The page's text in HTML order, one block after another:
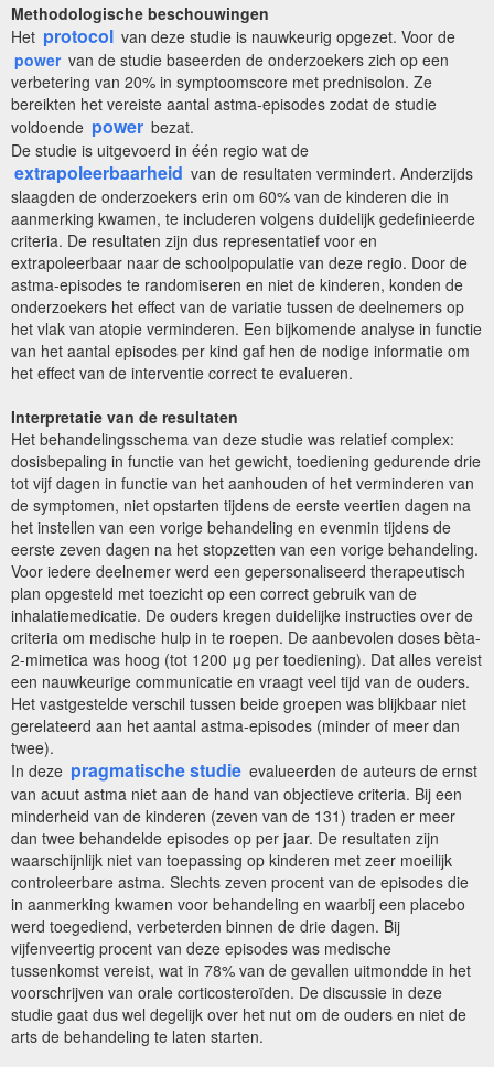
Methodologische beschouwingen
Het protocol van deze studie is nauwkeurig opgezet. Voor de
power van de studie baseerden de onderzoekers zich op een
verbetering van 20% in symptoomscore met prednisolon. Ze
bereikten het vereiste aantal astma-episodes zodat de studie
voldoende power bezat.
De studie is uitgevoerd in één regio wat de
extrapoleerbaarheid van de resultaten vermindert. Anderzijds
slaagden de onderzoekers erin om 60% van de kinderen die in
aanmerking kwamen, te includeren volgens duidelijk gedefinieerde
criteria. De resultaten zijn dus representatief voor en
extrapoleerbaar naar de schoolpopulatie van deze regio. Door de
astma-episodes te randomiseren en niet de kinderen, konden de
onderzoekers het effect van de variatie tussen de deelnemers op
het vlak van atopie verminderen. Een bijkomende analyse in functie
van het aantal episodes per kind gaf hen de nodige informatie om
het effect van de interventie correct te evalueren.
Interpretatie van de resultaten
Het behandelingsschema van deze studie was relatief complex:
dosisbepaling in functie van het gewicht, toediening gedurende drie
tot vijf dagen in functie van het aanhouden of het verminderen van
de symptomen, niet opstarten tijdens de eerste veertien dagen na
het instellen van een vorige behandeling en evenmin tijdens de
eerste zeven dagen na het stopzetten van een vorige behandeling.
Voor iedere deelnemer werd een gepersonaliseerd therapeutisch
plan opgesteld met toezicht op een correct gebruik van de
inhalatiemedicatie. De ouders kregen duidelijke instructies over de
criteria om medische hulp in te roepen. De aanbevolen doses bèta-
2-mimetica was hoog (tot 1200 μg per toediening). Dat alles vereist
een nauwkeurige communicatie en vraagt veel tijd van de ouders.
Het vastgestelde verschil tussen beide groepen was blijkbaar niet
gerelateerd aan het aantal astma-episodes (minder of meer dan
twee).
In deze pragmatische studie evalueerden de auteurs de ernst
van acuut astma niet aan de hand van objectieve criteria. Bij een
minderheid van de kinderen (zeven van de 131) traden er meer
dan twee behandelde episodes op per jaar. De resultaten zijn
waarschijnlijk niet van toepassing op kinderen met zeer moeilijk
controleerbare astma. Slechts zeven procent van de episodes die
in aanmerking kwamen voor behandeling en waarbij een placebo
werd toegediend, verbeterden binnen de drie dagen. Bij
vijfenveertig procent van deze episodes was medische
tussenkomst vereist, wat in 78% van de gevallen uitmondde in het
voorschrijven van orale corticosteroïden. De discussie in deze
studie gaat dus wel degelijk over het nut om de ouders en niet de
arts de behandeling te laten starten.